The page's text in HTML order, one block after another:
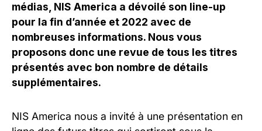
médias, NIS America a dévoilé son line-up
pour la fin d’année et 2022 avec de
nombreuses informations. Nous vous
proposons donc une revue de tous les titres
présentés avec bon nombre de détails
supplémentaires.
NIS America nous a invité à une présentation en